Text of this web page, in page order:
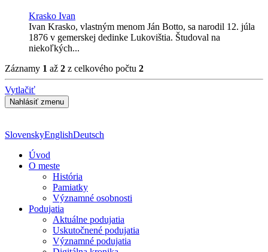
Krasko Ivan
Ivan Krasko, vlastným menom Ján Botto, sa narodil 12. júla
1876 v gemerskej dedinke Lukovištia. Študoval na
niekoľkých...
Záznamy 1 až 2 z celkového počtu 2
Vytlačiť
SlovenskyEnglishDeutsch
Úvod
O meste
História
Pamiatky
Významné osobnosti
Podujatia
Aktuálne podujatia
Uskutočnené podujatia
Významné podujatia